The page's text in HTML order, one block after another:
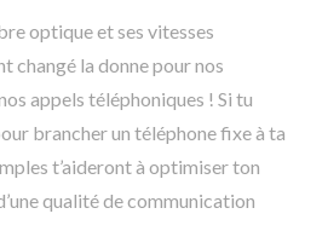
optique et ses vitesses
changé la donne pour nos
appels téléphoniques ! Si tu
brancher un téléphone fixe à ta
t’aideront à optimiser ton
qualité de communication